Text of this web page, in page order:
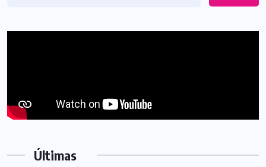
Últimas